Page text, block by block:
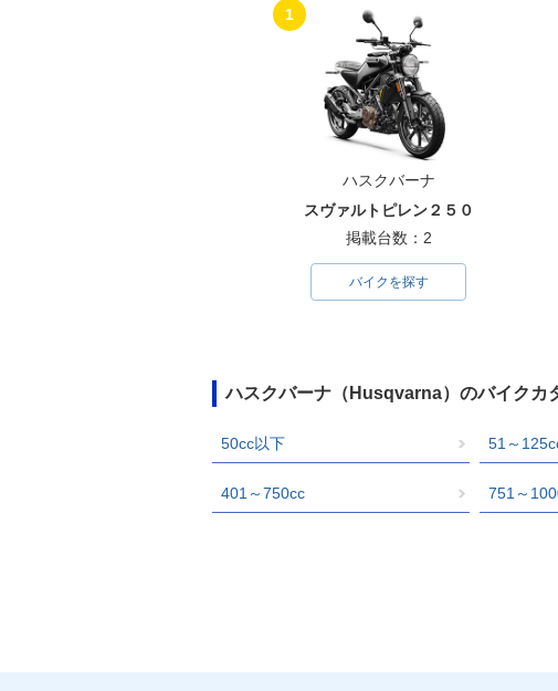
1
ハスクバーナ
スヴァルトピレン２５０
掲載台数：2
バイクを探す
ハスクバーナ（Husqvarna）のバイクカ
50cc以下 51～
401～750cc 751～